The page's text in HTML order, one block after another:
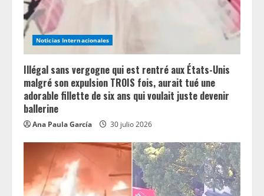
Noticias Internacionales
Illégal sans vergogne qui est rentré aux États-Unis
malgré son expulsion TROIS fois, aurait tué une
adorable fillette de six ans qui voulait juste devenir
ballerine
Ana Paula García 30 julio 2026